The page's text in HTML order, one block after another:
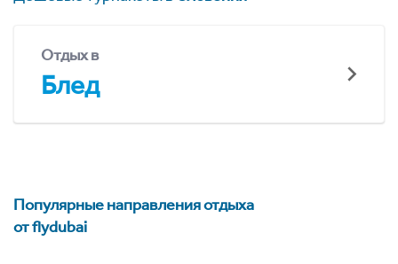
Отдых в
Блед
Популярные направления отдыха
от flydubai